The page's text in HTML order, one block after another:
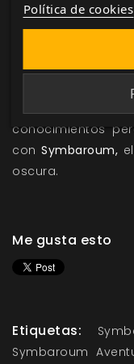
tesoros místicos,
rasgos
Explora un
conocimientos
conSymbaroum,
oscura.
Me gusta esto
Etiquetas:
Symbaroum
Política de cookies